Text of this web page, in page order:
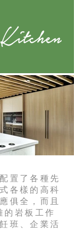
配置了各種先
各樣的高科
俱全，而且
的岩板工作
班、企業活